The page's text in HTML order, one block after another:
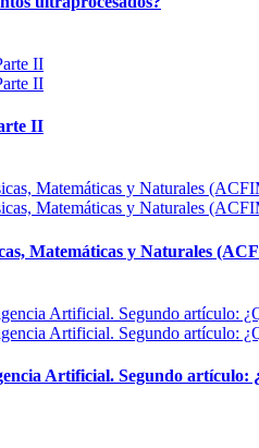
II
Matemáticas y Naturales
Artificial. Segundo artículo: